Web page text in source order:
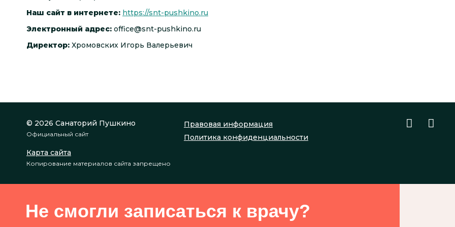
Наш сайт в интернете: https://snt-pushkino.ru
Электронный адрес: office@snt-pushkino.ru
Директор: Хромовских Игорь Валерьевич
© 2026 Санаторий Пушкино
Официальный сайт
Карта сайта
Копирование материалов сайта запрещено
Правовая информация
Политика конфиденциальности
Не смогли записаться к врачу?